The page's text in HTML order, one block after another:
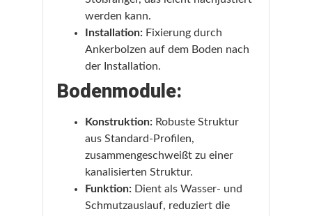
werden kann.
Installation:Fixierung durch
Ankerbolzen auf dem Boden nach
der Installation.
Bodenmodule:
Konstruktion:Robuste Struktur
aus Standard-Profilen,
zusammengeschweißt zu einer
kanalisierten Struktur.
Funktion:Dient als Wasser- und
Schmutzauslauf, reduziert die